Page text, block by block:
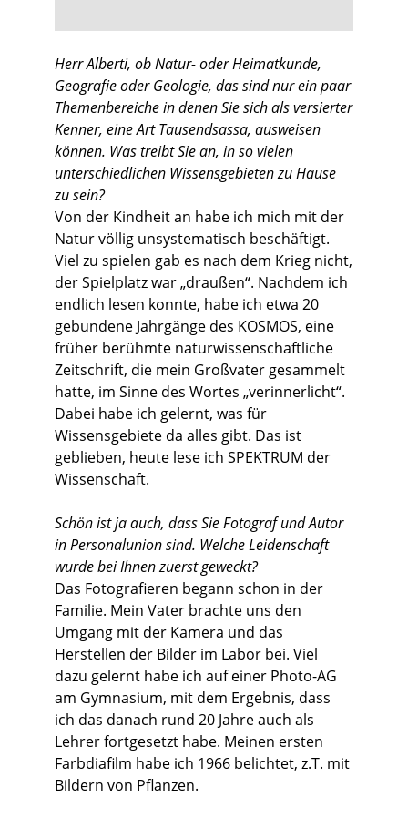
Herr Alberti, ob Natur- oder Heimatkunde,
Geografie oder Geologie, das sind nur ein paar
Themenbereiche in denen Sie sich als versierter
Kenner, eine Art Tausendsassa, ausweisen
können. Was treibt Sie an, in so vielen
unterschiedlichen Wissensgebieten zu Hause
zu sein?
Von der Kindheit an habe ich mich mit der
Natur völlig unsystematisch beschäftigt.
Viel zu spielen gab es nach dem Krieg nicht,
der Spielplatz war „draußen“. Nachdem ich
endlich lesen konnte, habe ich etwa 20
gebundene Jahrgänge des KOSMOS, eine
früher berühmte naturwissenschaftliche
Zeitschrift, die mein Großvater gesammelt
hatte, im Sinne des Wortes „verinnerlicht“.
Dabei habe ich gelernt, was für
Wissensgebiete da alles gibt. Das ist
geblieben, heute lese ich SPEKTRUM der
Wissenschaft.
Schön ist ja auch, dass Sie Fotograf und Autor
in Personalunion sind. Welche Leidenschaft
wurde bei Ihnen zuerst geweckt?
Das Fotografieren begann schon in der
Familie. Mein Vater brachte uns den
Umgang mit der Kamera und das
Herstellen der Bilder im Labor bei. Viel
dazu gelernt habe ich auf einer Photo-AG
am Gymnasium, mit dem Ergebnis, dass
ich das danach rund 20 Jahre auch als
Lehrer fortgesetzt habe. Meinen ersten
Farbdiafilm habe ich 1966 belichtet, z.T. mit
Bildern von Pflanzen.